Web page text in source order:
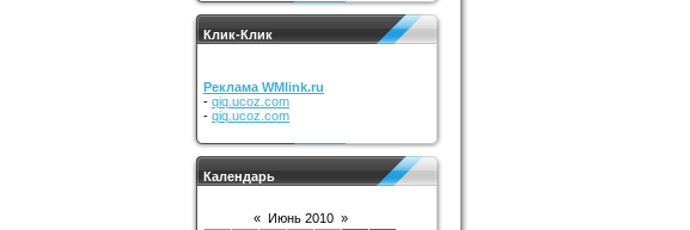
Клик-Клик
Реклама WMlink.ru
- qiq.ucoz.com
- qiq.ucoz.com
Календарь
« Июнь 2010 »